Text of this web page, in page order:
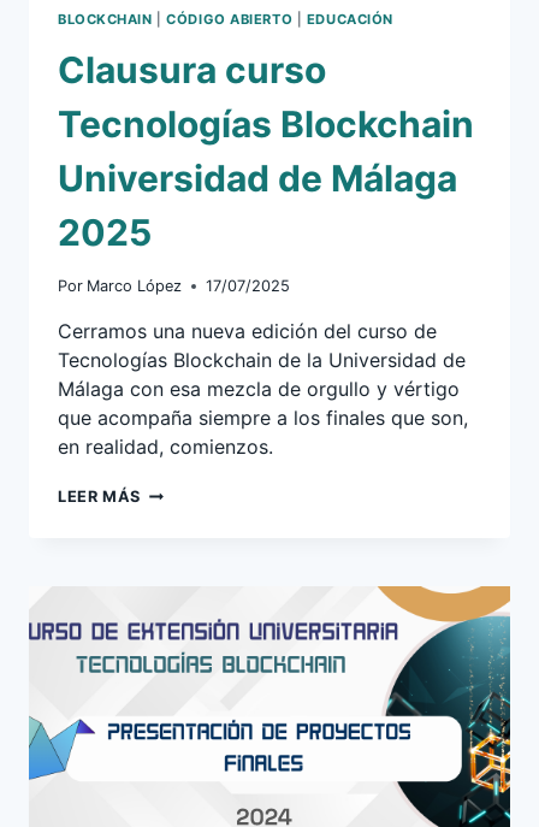
BLOCKCHAIN |CÓDIGO ABIERTO EDUCACIÓN
Clausura curso
Tecnologías Blockchain
Universidad de Málaga
2025
Por Marco López 17/07/2025
Cerramos una nueva edición del curso de
Tecnologías Blockchain de la Universidad de
Málaga con esa mezcla de orgullo y vértigo
que acompaña siempre a los finales que son,
en realidad, comienzos.
LEER MÁS CLAUSURA
MÁLAGA
2025